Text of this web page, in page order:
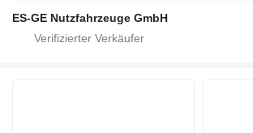
ES-GE Nutzfahrzeuge GmbH